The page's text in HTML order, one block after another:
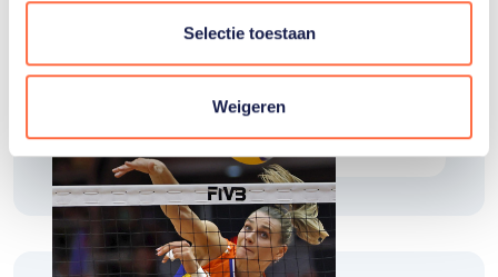
Selectie toestaan
Weigeren
Gerelateerde teams
vrouwen